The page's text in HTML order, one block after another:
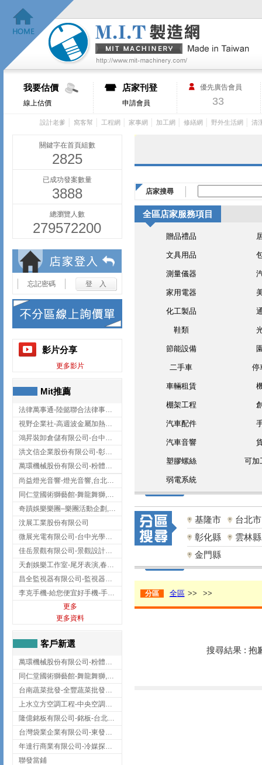
我要估價
線上估價
店家刊登
申請會員
優先廣告會員
33
設計老爹 窩客幫 工程網 家事網 加工網 修繕網 野外生活網 清
關鍵字在首頁組數
2825
已成功發案數量
3888
總瀏覽人數
279572200
忘記密碼
影片分享
更多影片
Mit推薦
法律萬事通-陸懿聯合法律事務所
視野企業社-高週波金屬加熱設備,彰化高週波金屬加熱設備
鴻昇裝卸倉儲有限公司-台中貨櫃裝卸
洪文信企業股份有限公司-彰化鋅合金鑄造,彰化五金加工,彰化五金配件
萬環機械股份有限公司-粉體塗裝設備,輸送機,輸送機設備,台南輸送機
尚益燈光音響-燈光音響,台北燈光音響,台北燈光音響出租
同仁堂國術獅藝館-舞龍舞獅,台中舞龍舞獅
奇蹟娛樂樂團–樂團活動企劃,台中樂團表演,台中婚禮樂團
汶展工業股份有限公司
微展光電有限公司-台中光學鍍膜,optical filter taiwan,台灣光學鍍膜
佳岳景觀有限公司-景觀設計公司,台北景觀設計,台北景觀工程,中山區景觀設計
天創娛樂工作室-尾牙表演,春酒表演,板橋尾牙表演
昌全監視器有限公司-監視器安裝,高雄監視器安裝,鳳山區監視器安裝
李克手機-給您便宜好手機-手機收購,屏東手機收購
更多
更多資料
客戶新選
萬環機械股份有限公司-粉體塗裝設備,輸送機,輸送機設備,台南輸送機
同仁堂國術獅藝館-舞龍舞獅,台中舞龍舞獅
台南蔬菜批發-全豐蔬菜批發專送/台南蔬菜箱宅配到府
上水立方空調工程-中央空調規劃,台北中央空調規劃
隆億銘板有限公司-銘板-台北銘板-板橋銘板
台灣袋業企業有限公司-東發企業社/台中太空袋/太空包
年達行商業有限公司-冷媒探漏儀,壓力錶組,真空泵浦,台北冷凍空調材料
聯發當鋪
店家搜尋
全區店家服務項目
贈品禮品
文具用品
測量儀器
家用電器
化工製品
鞋類
節能設備
二手車 停
車輛租賃
棚架工程
汽車配件
汽車音響
塑膠螺絲 可加
弱電系統
基隆市
台北市
彰化縣
雲林縣
金門縣
分區 全區 >> >>
搜尋結果 : 抱